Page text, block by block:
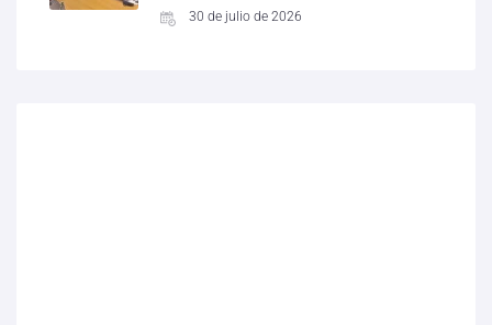
30 de julio de 2026